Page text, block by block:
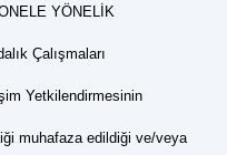
YÖNELİK
Çalışmaları
Yetkilendirmesinin
muhafaza edildiği ve/veya